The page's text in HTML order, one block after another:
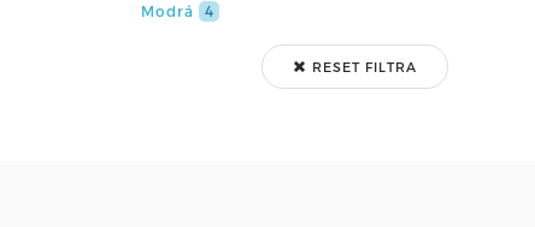
Modrá 4
RESET FILTRA